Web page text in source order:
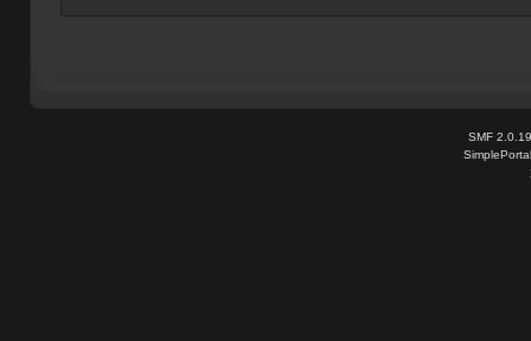
SMF 2.0.19